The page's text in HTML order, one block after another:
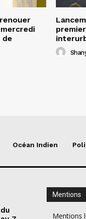
de
Océan Indien
Mentions
Mentions